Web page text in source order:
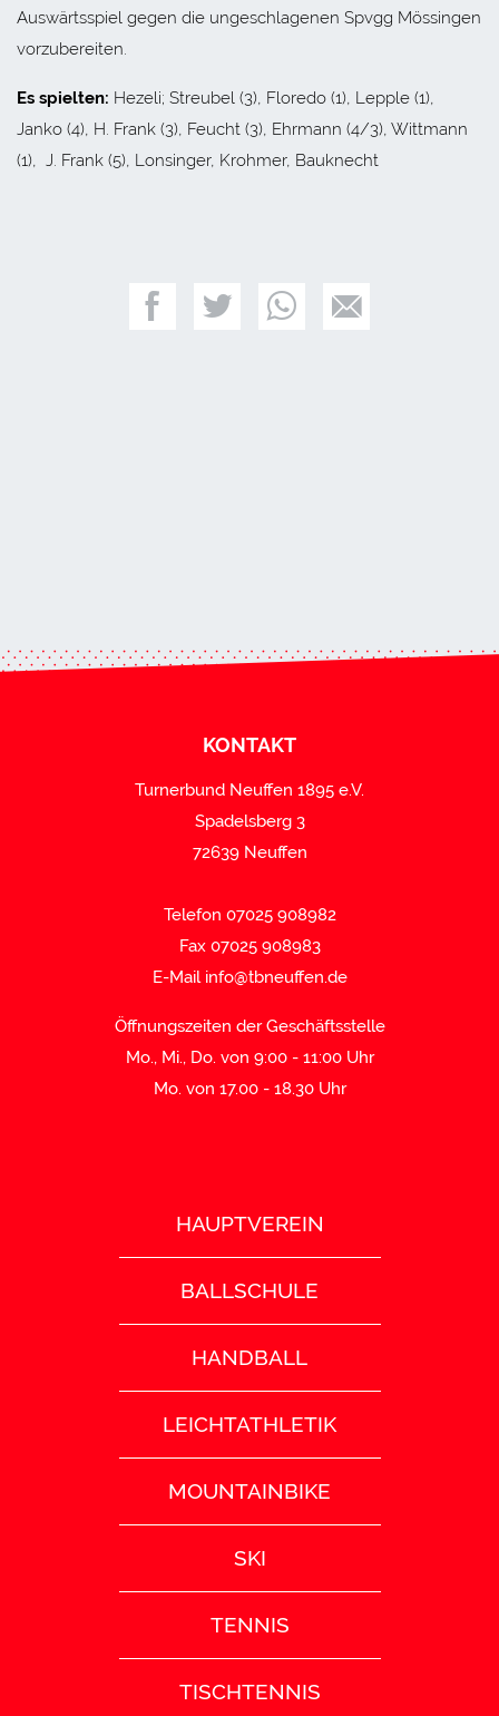
Auswärtsspiel gegen die ungeschlagenen Spvgg Mössingen
vorzubereiten.
Es spielten: Hezeli; Streubel (3), Floredo (1), Lepple (1),
Janko (4), H. Frank (3), Feucht (3), Ehrmann (4/3), Wittmann
(1), J. Frank (5), Lonsinger, Krohmer, Bauknecht
KONTAKT
Turnerbund Neuffen 1895 e.V.
Spadelsberg 3
72639 Neuffen
Telefon 07025 908982
Fax 07025 908983
E-Mail info@tbneuffen.de
Öffnungszeiten der Geschäftsstelle
Mo., Mi., Do. von 9:00 - 11:00 Uhr
Mo. von 17.00 - 18.30 Uhr
HAUPTVEREIN
BALLSCHULE
HANDBALL
LEICHTATHLETIK
MOUNTAINBIKE
SKI
TENNIS
TISCHTENNIS